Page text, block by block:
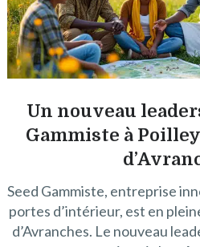
Un nouveau
Gammiste à
Seed Gammiste, entreprise
portes d’intérieur, est en
d’Avranches. Le nouveau